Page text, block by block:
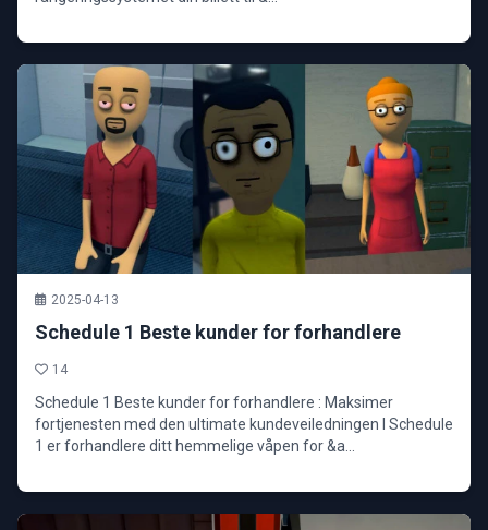
2025-04-13
Schedule 1 Beste kunder for forhandlere
14
Schedule 1 Beste kunder for forhandlere : Maksimer
fortjenesten med den ultimate kundeveiledningen I Schedule
1 er forhandlere ditt hemmelige våpen for &a...